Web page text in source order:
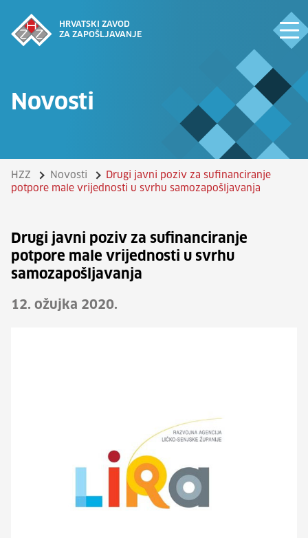
HRVATSKI ZAVOD
ZA ZAPOŠLJAVANJE
Novosti
HZZ Novosti
Drugi javni poziv za sufinanciranje
potpore male vrijednosti u svrhu samozapošljavanja
Drugi javni poziv za sufinanciranje
potpore male vrijednosti u svrhu
samozapošljavanja
12. ožujka 2020.